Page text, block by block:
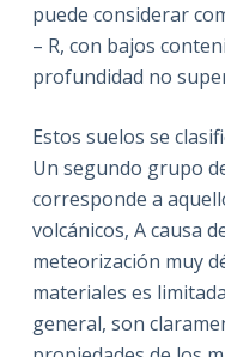
puede considerar
– R, con bajos
profundidad no
Estos suelos se
Un segundo grupo
corresponde a
volcánicos, A causa
meteorización muy
materiales es
general, son